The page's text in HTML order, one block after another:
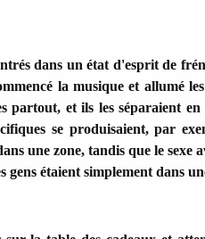
dans un état d'esprit de
la musique et allumé
partout, et ils les séparaient
se produisaient, par
une zone, tandis que le sexe
gens étaient simplement dans